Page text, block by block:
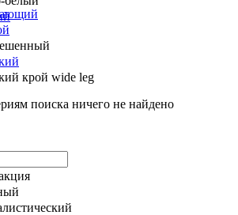
крой wide leg
поиска ничего не найдено